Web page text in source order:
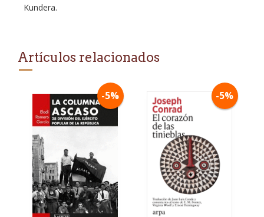
Kundera.
Artículos relacionados
-5% -5%